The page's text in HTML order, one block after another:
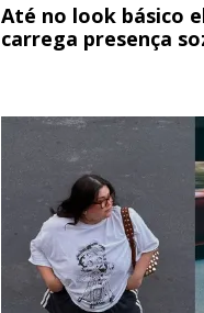
Até no look básico
carrega presença